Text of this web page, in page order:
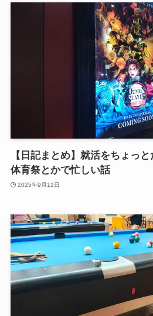
【日記まとめ】就活をちょっ
体育祭とかで忙しい話
2025年9月11日